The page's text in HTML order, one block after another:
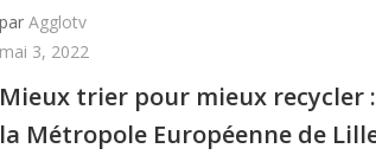
par Agglotv
mai 3, 2022
Mieux trier pour mieux recycler :
la Métropole Européenne de